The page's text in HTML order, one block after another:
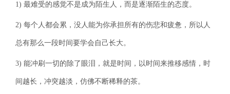
1) 最难受的感觉不是成为陌生人，而是逐渐陌生的态度。
2) 每个人都会累，没人能为你承担所有的伤悲和疲惫，所以人
总有那么一段时间要学会自己长大。
3) 能冲刷一切的除了眼泪，就是时间，以时间来推移感情，时
间越长，冲突越淡，仿佛不断稀释的茶。